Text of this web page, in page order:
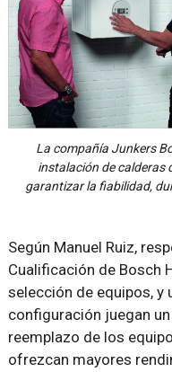
La compañía Junkers
instalación de calderas
garantizar la fiabilidad,
Según Manuel Ruiz,
Cualificación de Bosch
selección de equipos, y
configuración juegan
reemplazo de los
ofrezcan mayores